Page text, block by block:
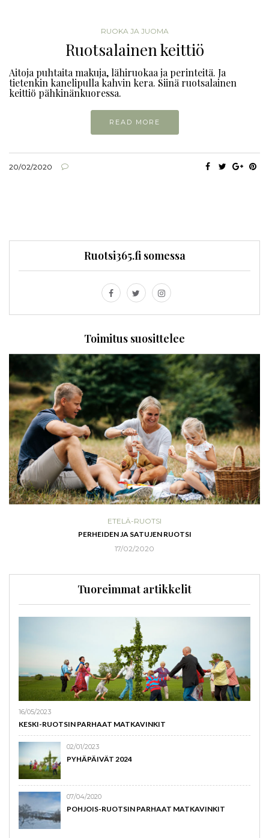
RUOKA JA JUOMA
Ruotsalainen keittiö
Aitoja puhtaita makuja, lähiruokaa ja perinteitä. Ja
tietenkin kanelipulla kahvin kera. Siinä ruotsalainen
keittiö pähkinänkuoressa.
READ MORE
20/02/2020
Ruotsi365.fi somessa
Toimitus suosittelee
ETELÄ-RUOTSI
PERHEIDEN JA SATUJEN RUOTSI
17/02/2020
Tuoreimmat artikkelit
16/05/2023
KESKI-RUOTSIN PARHAAT MATKAVINKIT
02/01/2023
PYHÄPÄIVÄT 2024
07/04/2020
POHJOIS-RUOTSIN PARHAAT MATKAVINKIT